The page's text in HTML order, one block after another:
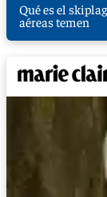
Qué es el
aéreas temen